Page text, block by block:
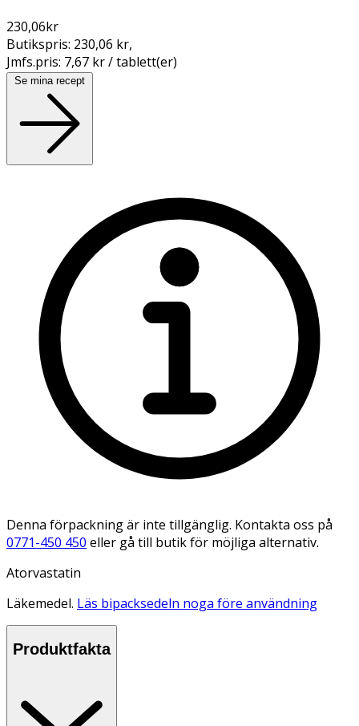
230,06kr
Butikspris: 230,06 kr,
Jmfs.pris: 7,67 kr / tablett(er)
Se mina recept
Denna förpackning är inte tillgänglig. Kontakta oss på
0771-450 450 eller gå till butik för möjliga alternativ.
Atorvastatin
Läkemedel. Läs bipacksedeln noga före användning
Produktfakta